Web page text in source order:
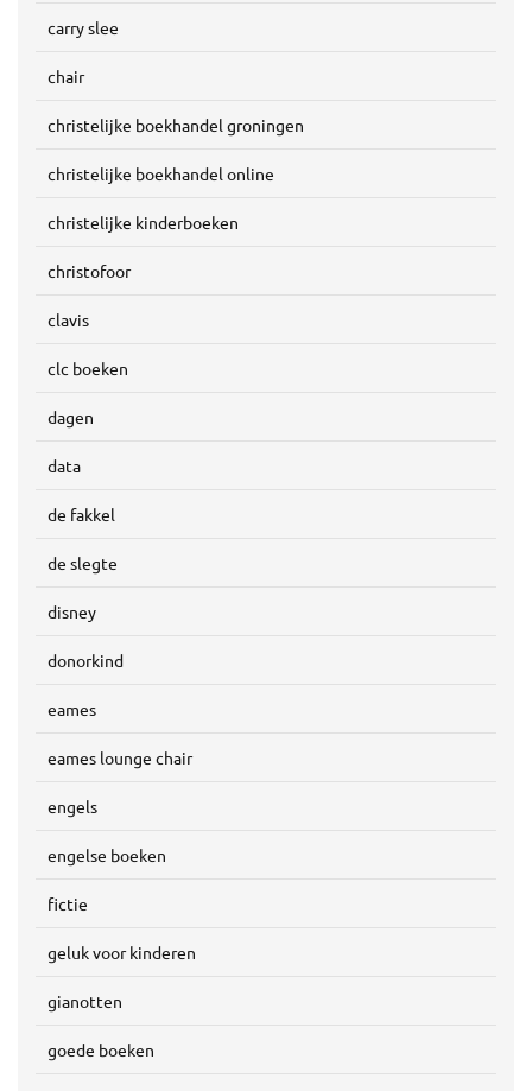
carry slee
chair
christelijke boekhandel groningen
christelijke boekhandel online
christelijke kinderboeken
christofoor
clavis
clc boeken
dagen
data
de fakkel
de slegte
disney
donorkind
eames
eames lounge chair
engels
engelse boeken
fictie
geluk voor kinderen
gianotten
goede boeken